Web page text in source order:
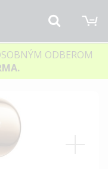
Hľadať
ODBEROM